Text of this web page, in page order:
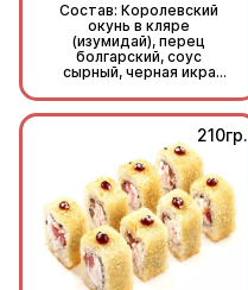
Состав: Королевский
окунь в кляре
(изумидай), перец
болгарский, соус
сырный, черная икра
210гр.